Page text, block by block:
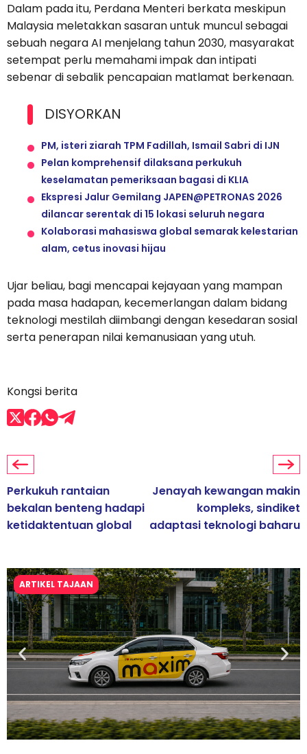
Dalam pada itu, Perdana Menteri berkata meskipun
Malaysia meletakkan sasaran untuk muncul sebagai
sebuah negara AI menjelang tahun 2030, masyarakat
setempat perlu memahami impak dan intipati
sebenar di sebalik pencapaian matlamat berkenaan.
DISYORKAN
PM, isteri ziarah TPM Fadillah, Ismail Sabri di IJN
Pelan komprehensif dilaksana perkukuh
keselamatan pemeriksaan bagasi di KLIA
Ekspresi Jalur Gemilang JAPEN@PETRONAS 2026
dilancar serentak di 15 lokasi seluruh negara
Kolaborasi mahasiswa global semarak kelestarian
alam, cetus inovasi hijau
Ujar beliau, bagi mencapai kejayaan yang mampan
pada masa hadapan, kecemerlangan dalam bidang
teknologi mestilah diimbangi dengan kesedaran sosial
serta penerapan nilai kemanusiaan yang utuh.
Kongsi berita
Perkukuh rantaian
bekalan benteng hadapi
ketidaktentuan global
Jenayah kewangan makin
kompleks, sindiket
adaptasi teknologi baharu
ARTIKEL TAJAAN